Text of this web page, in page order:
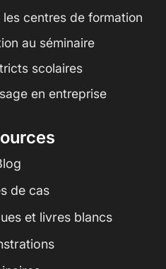
centres de formation
au séminaire
scolaires
en entreprise
de cas
et livres blancs